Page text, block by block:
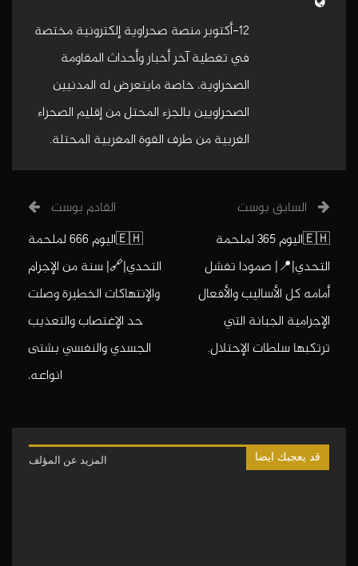
12-أكتوبر منصة صحراوية إلكترونية مختصة
في تغطية آخر أخبار وأحداث المقاومة
الصحراوية، خاصة مايتعرض له المدنيين
الصحراويين بالجزء المحتل من إقليم الصحراء
الغربية من طرف القوة المغربية المحتلة.
السابق بوست
🇪🇭اليوم 365 لملحمة
التحدي|📍| صمودا تفشل
أمامه كل الأساليب والأفعال
الإجرامية الجبانة التي
ترتكبها سلطات الإحتلال.
القادم بوست
🇪🇭اليوم 666 لملحمة
التحدي|🔗| سنة من الإجرام
والإنتهاكات الخطيرة وصلت
حد الإغتصاب والتعذيب
الجسدي والنفسي بشتى
انواعه،
قد يعجبك ايضا المزيد عن المؤلف